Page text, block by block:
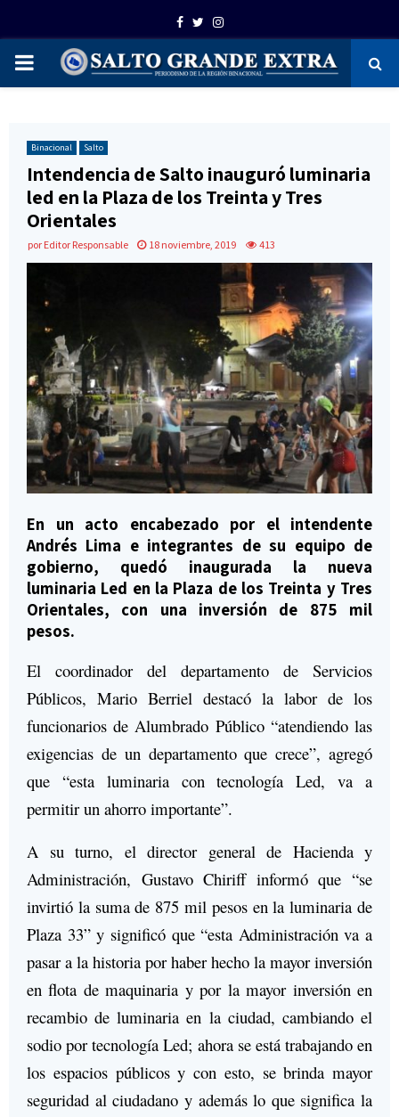
Facebook
TwitterInstagram
PRIMARY
Binacional Salto
Intendencia de Salto inauguró luminaria
led en la Plaza de los Treinta y Tres
Orientales
por Editor Responsable 18 noviembre, 2019 413
En un acto encabezado por el intendente
Andrés Lima e integrantes de su equipo de
gobierno, quedó inaugurada la nueva
luminaria Led en la Plaza de los Treinta y Tres
Orientales, con una inversión de 875 mil
pesos.
El coordinador del departamento de Servicios
Públicos, Mario Berriel destacó la labor de los
funcionarios de Alumbrado Público “atendiendo las
exigencias de un departamento que crece”, agregó
que “esta luminaria con tecnología Led, va a
permitir un ahorro importante”.
A su turno, el director general de Hacienda y
Administración, Gustavo Chiriff informó que “se
invirtió la suma de 875 mil pesos en la luminaria de
Plaza 33” y significó que “esta Administración va a
pasar a la historia por haber hecho la mayor inversión
en flota de maquinaria y por la mayor inversión en
recambio de luminaria en la ciudad, cambiando el
sodio por tecnología Led; ahora se está trabajando en
los espacios públicos y con esto, se brinda mayor
seguridad al ciudadano y además lo que significa la